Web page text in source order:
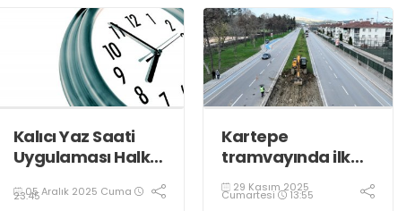
Kalıcı Yaz Saati
Uygulaması Halkın
Ediyor!
05 Aralık 2025 Cuma
23:45
Kartepe
tramvayında ilk
kepçe vuruldu
29 Kasım 2025
Cumartesi 13:55